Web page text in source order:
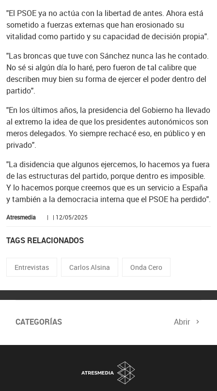
"El PSOE ya no actúa con la libertad de antes. Ahora está
sometido a fuerzas externas que han erosionado su
vitalidad como partido y su capacidad de decisión propia".
"Las broncas que tuve con Sánchez nunca las he contado.
No sé si algún día lo haré, pero fueron de tal calibre que
describen muy bien su forma de ejercer el poder dentro del
partido".
"En los últimos años, la presidencia del Gobierno ha llevado
al extremo la idea de que los presidentes autonómicos son
meros delegados. Yo siempre rechacé eso, en público y en
privado".
"La disidencia que algunos ejercemos, lo hacemos ya fuera
de las estructuras del partido, porque dentro es imposible.
Y lo hacemos porque creemos que es un servicio a España
y también a la democracia interna que el PSOE ha perdido".
Atresmedia | | 12/05/2025
TAGS RELACIONADOS
Entrevistas Carlos Alsina Onda Cero
CATEGORÍAS Abrir